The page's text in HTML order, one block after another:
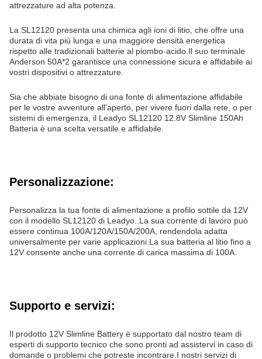
attrezzature ad alta potenza.
La SL12120 presenta una chimica agli ioni di litio, che offre una
durata di vita più lunga e una maggiore densità energetica
rispetto alle tradizionali batterie al piombo-acido.Il suo terminale
Anderson 50A*2 garantisce una connessione sicura e affidabile ai
vostri dispositivi o attrezzature.
Sia che abbiate bisogno di una fonte di alimentazione affidabile
per le vostre avventure all'aperto, per vivere fuori dalla rete, o per
sistemi di emergenza, il Leadyo SL12120 12.8V Slimline 150Ah
Batteria è una scelta versatile e affidabile.
Personalizzazione:
Personalizza la tua fonte di alimentazione a profilo sottile da 12V
con il modello SL12120 di Leadyo..La sua corrente di lavoro può
essere continua 100A/120A/150A/200A, rendendola adatta
universalmente per varie applicazioni.La sua batteria al litio fino a
12V consente anche una corrente di carica massima di 100A.
Supporto e servizi:
Il prodotto 12V Slimline Battery è supportato dal nostro team di
esperti di supporto tecnico che sono pronti ad assistervi in caso di
domande o problemi che potreste incontrare.I nostri servizi di